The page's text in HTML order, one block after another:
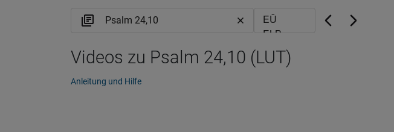
Videos zu Psalm 24,10 (LUT)
Anleitung und Hilfe